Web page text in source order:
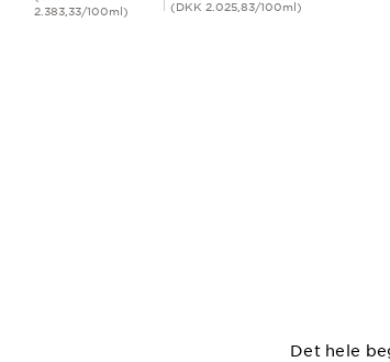
2.383,33/100ml)
(DKK 2.025,83/100ml)
Det hele